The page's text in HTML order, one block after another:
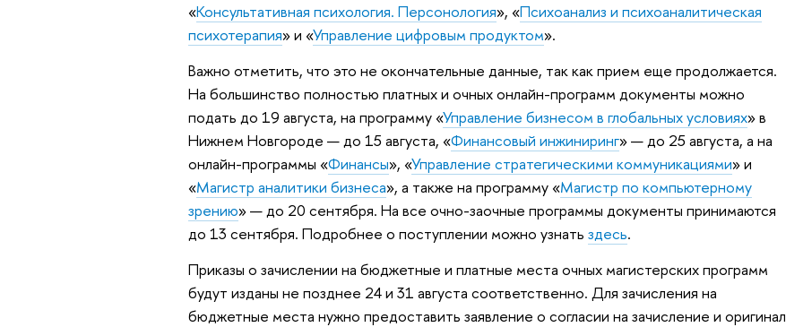
«Консультативная психология. Персонология», «Психоанализ и психоаналитическая
психотерапия» и «Управление цифровым продуктом».
Важно отметить, что это не окончательные данные, так как прием еще продолжается.
На большинство полностью платных и очных онлайн-программ документы можно
подать до 19 августа, на программу «Управление бизнесом в глобальных условиях» в
Нижнем Новгороде — до 15 августа, «Финансовый инжиниринг» — до 25 августа, а на
онлайн-программы «Финансы», «Управление стратегическими коммуникациями» и
«Магистр аналитики бизнеса», а также на программу «Магистр по компьютерному
зрению» — до 20 сентября. На все очно-заочные программы документы принимаются
до 13 сентября. Подробнее о поступлении можно узнать здесь.
Приказы о зачислении на бюджетные и платные места очных магистерских программ
будут изданы не позднее 24 и 31 августа соответственно. Для зачисления на
бюджетные места нужно предоставить заявление о согласии на зачисление и оригинал